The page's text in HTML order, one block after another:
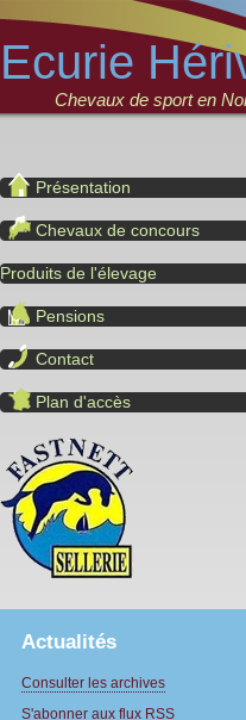
Ecurie
Chevaux de sport en
Présentation
Chevaux de concours
Produits de l'élevage
Pensions
Contact
Plan d'accès
Actualités
Consulter les archives
S'abonner aux flux RSS